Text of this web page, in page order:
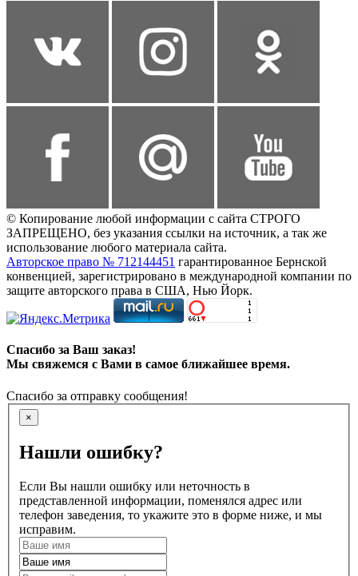
© Копирование любой информации с сайта СТРОГО
ЗАПРЕЩЕНО, без указания ссылки на источник, а так же
использование любого материала сайта.
Авторское право № 712144451 гарантированное Бернской
конвенцией, зарегистрировано в международной компании по
защите авторского права в США, Нью Йорк.
Спасибо за Ваш заказ!
Мы свяжемся с Вами в самое ближайшее время.
Спасибо за отправку сообщения!
×
Нашли ошибку?
Если Вы нашли ошибку или неточность в
представленной информации, поменялся адрес или
телефон заведения, то укажите это в форме ниже, и мы
исправим.